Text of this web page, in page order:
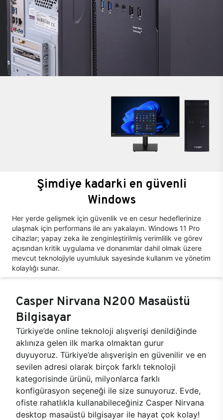
Şimdiye kadarki en güvenli
Windows
Her yerde gelişmek için güvenlik ve en cesur hedeflerinize
ulaşmak için performans ile anı yakalayın. Windows 11 Pro
cihazlar; yapay zeka ile zenginleştirilmiş verimlilik ve görev
açısından kritik uygulama ve donanımlar dahil olmak üzere
mevcut teknolojiyle uyumluluk sayesinde kullanım ve yönetim
kolaylığı sunar.
Casper Nirvana N200 Masaüstü
Bilgisayar
Türkiye’de online teknoloji alışverişi denildiğinde
aklınıza gelen ilk marka olmaktan gurur
duyuyoruz. Türkiye’de alışverişin en güvenilir ve en
sevilen adresi olarak birçok farklı teknoloji
kategorisinde ürünü, milyonlarca farklı
konfigürasyon seçeneği ile size sunuyoruz. Evde,
ofiste rahatlıkla kullanabileceğiniz Casper Nirvana
desktop masaüstü bilgisayar ile hayat çok kolay!